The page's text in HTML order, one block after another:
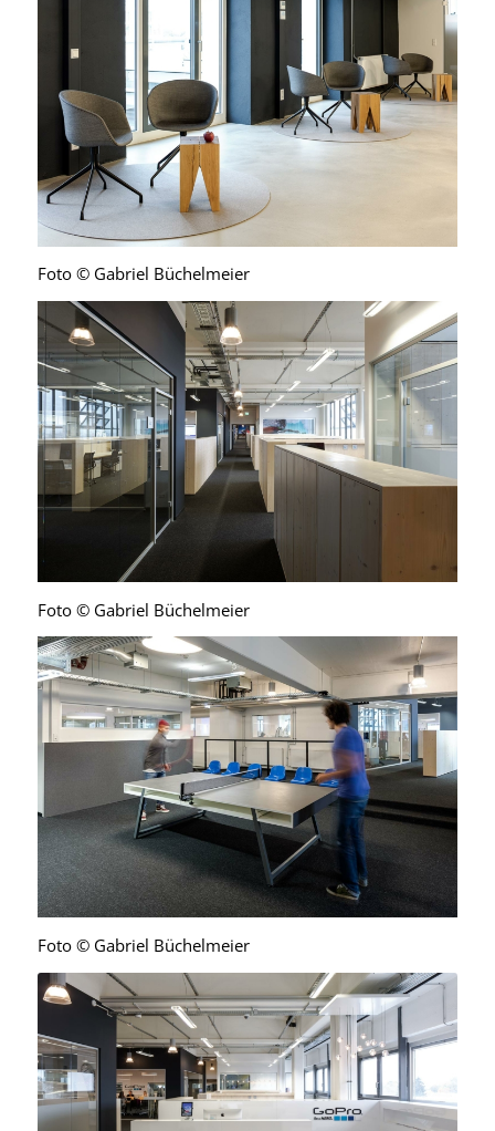
Foto © Gabriel Büchelmeier
Foto © Gabriel Büchelmeier
Foto © Gabriel Büchelmeier